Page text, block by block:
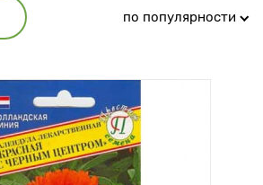
по популярности